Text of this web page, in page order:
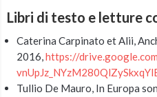
Libri di testo e letture
Caterina Carpinato et Alii,
2016,https://
Tullio De Mauro, In Europa